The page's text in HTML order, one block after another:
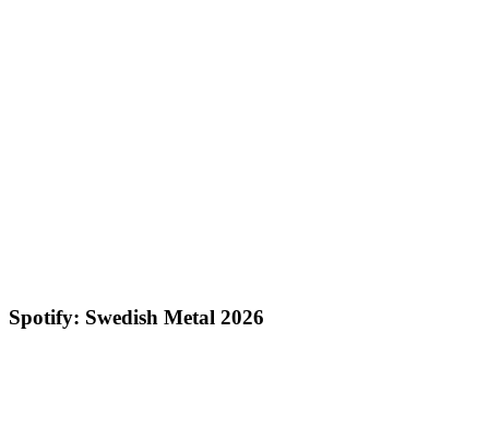
Spotify: Swedish Metal 2026